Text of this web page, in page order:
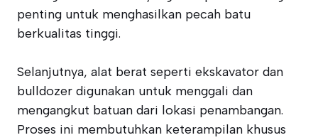
penting untuk menghasilkan pecah batu
berkualitas tinggi.
Selanjutnya, alat berat seperti ekskavator dan
bulldozer digunakan untuk menggali dan
mengangkut batuan dari lokasi penambangan.
Proses ini membutuhkan keterampilan khusus